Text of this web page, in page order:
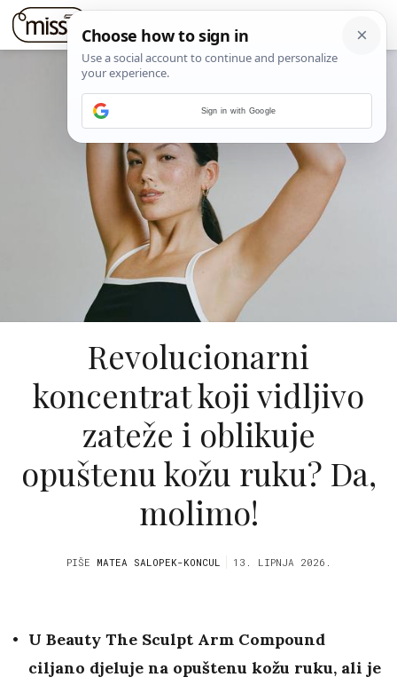
Revolucionarni
koncentrat koji vidljivo
zateže i oblikuje
opuštenu kožu ruku? Da,
molimo!
PIŠE MATEA SALOPEK-KONCUL 13. LIPNJA 2026.
U Beauty The Sculpt Arm Compound
ciljano djeluje na opuštenu kožu ruku, ali je
Sign in with Google